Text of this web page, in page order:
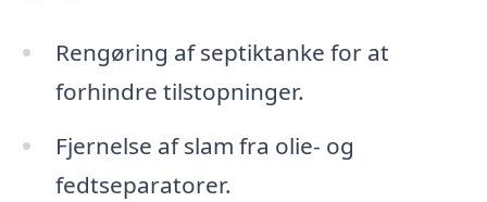
Rengøring af septiktanke for at
forhindre tilstopninger.
Fjernelse af slam fra olie- og
fedtseparatorer.